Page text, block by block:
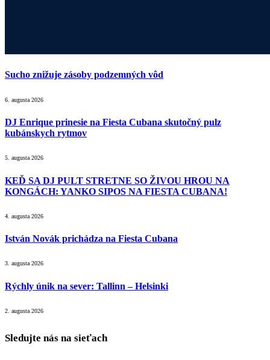
Sucho znižuje zásoby podzemných vôd
6. augusta 2026
DJ Enrique prinesie na Fiesta Cubana skutočný pulz
kubánskych rytmov
5. augusta 2026
KEĎ SA DJ PULT STRETNE SO ŽIVOU HROU NA
KONGÁCH: YANKO SIPOS NA FIESTA CUBANA!
4. augusta 2026
István Novák prichádza na Fiesta Cubana
3. augusta 2026
Rýchly únik na sever: Tallinn – Helsinki
2. augusta 2026
Sledujte nás na sieťach